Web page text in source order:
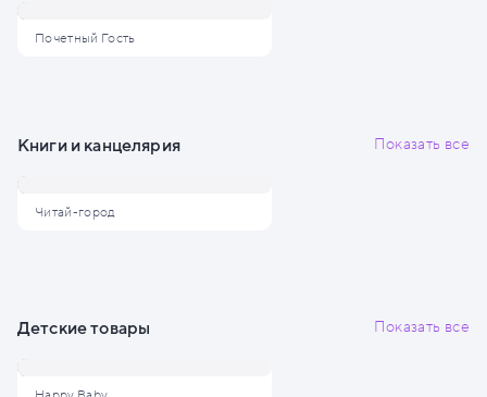
Почетный Гость
Книги и канцелярия Показать все
Читай-город
Детские товары Показать все